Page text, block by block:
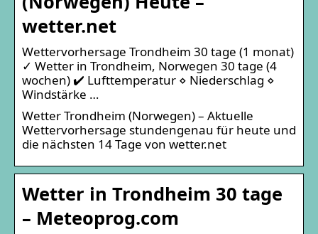
wetter.net
Wettervorhersage Trondheim 30 tage (1 monat)
✓ Wetter in Trondheim, Norwegen 30 tage (4
wochen) ✔️ Lufttemperatur ⋄ Niederschlag ⋄
Windstärke …
Wetter Trondheim (Norwegen) – Aktuelle
Wettervorhersage stundengenau für heute und
die nächsten 14 Tage von wetter.net
Wetter in Trondheim 30 tage
– Meteoprog.com